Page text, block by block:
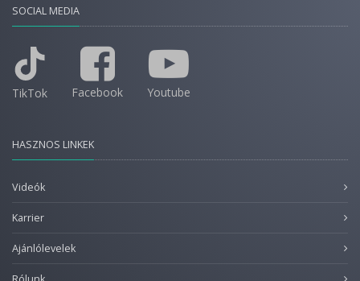
SOCIAL MEDIA
TikTok Facebook Youtube
HASZNOS LINKEK
Videók
Karrier
Ajánlólevelek